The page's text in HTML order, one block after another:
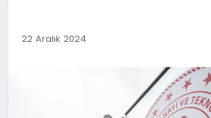
MAGAZIN
22 Aralık 2024